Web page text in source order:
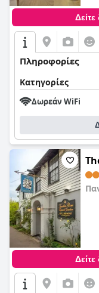
Δείτε
Πληροφορίες
Κατηγορίες
Δωρεάν WiFi
Δείτε